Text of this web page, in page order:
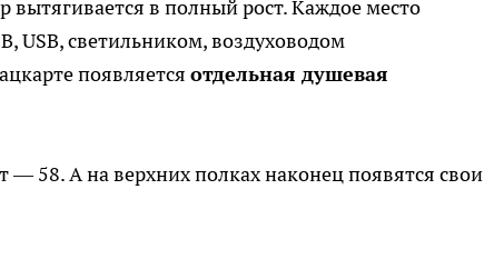
вытягивается в полный рост. Каждое место
USB, светильником, воздуховодом
появляется отдельная душевая
— 58. А на верхних полках наконец появятся свои